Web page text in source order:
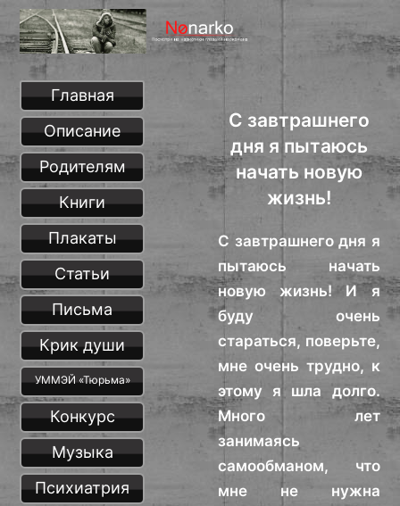
С завтрашнего
дня я пытаюсь
начать новую
жизнь!
С завтрашнего дня я
пытаюсь начать
новую жизнь! И я
буду очень
стараться, поверьте,
мне очень трудно, к
этому я шла долго.
Много лет
занимаясь
самообманом, что
мне не нужна
Главная
Описание
Родителям
Книги
Плакаты
Статьи
Письма
Крик души
УММЭЙ «Тюрьма»
Конкурс
Музыка
Психиатрия